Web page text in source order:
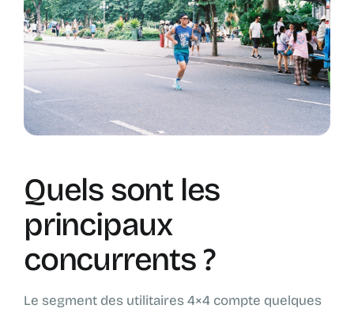
Quels sont les
principaux
concurrents ?
Le segment des utilitaires 4×4 compte quelques